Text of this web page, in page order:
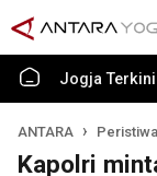
Jogja Terkini
ANTARA Peristiwa
Kapolri